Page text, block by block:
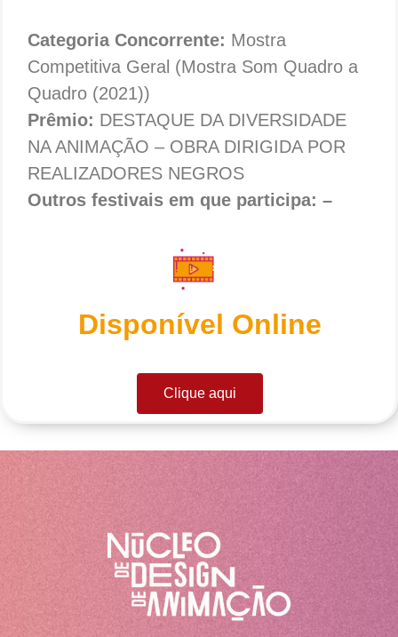
Categoria Concorrente: Mostra
Competitiva Geral (Mostra Som Quadro a
Quadro (2021))
Prêmio: DESTAQUE DA DIVERSIDADE
NA ANIMAÇÃO – OBRA DIRIGIDA POR
REALIZADORES NEGROS
Outros festivais em que participa: –
Disponível Online
Clique aqui